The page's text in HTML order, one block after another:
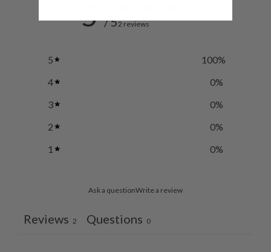
5 / 52 reviews
5 100%
4
0%
3
0%
2
0%
1
0%
Ask a questionWrite a review
Reviews 2 Questions 0